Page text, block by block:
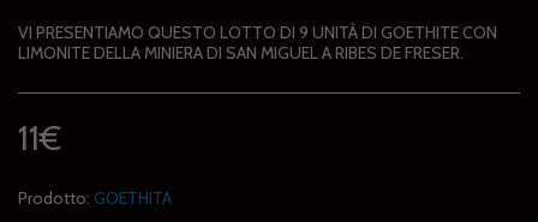
VI PRESENTIAMO QUESTO LOTTO DI 9 UNITÀ DI GOETHITE CON
LIMONITE DELLA MINIERA DI SAN MIGUEL A RIBES DE FRESER.
11€
Prodotto: GOETHITA